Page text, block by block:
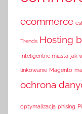
ecommerce
Trends Hosting
Inteligentne miasta jak
linkowanie Magento
ochrona
optymalizacja phising